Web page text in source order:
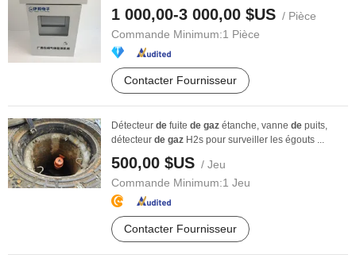
1 000,00-3 000,00 $US / Pièce
Commande Minimum:1 Pièce
Contacter Fournisseur
Détecteur de fuite de gaz étanche, vanne de puits,
détecteur de gaz H2s pour surveiller les égouts ...
500,00 $US / Jeu
Commande Minimum:1 Jeu
Contacter Fournisseur